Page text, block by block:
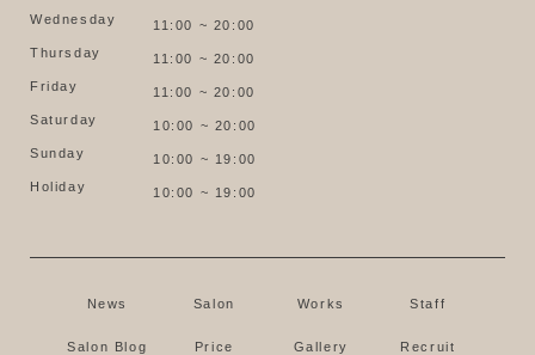
Wednesday
11:00 ~ 20:00
Thursday
11:00 ~ 20:00
Friday
11:00 ~ 20:00
Saturday
10:00 ~ 20:00
Sunday
10:00 ~ 19:00
Holiday
10:00 ~ 19:00
News Salon Works Staff
Salon Blog Price Gallery Recruit